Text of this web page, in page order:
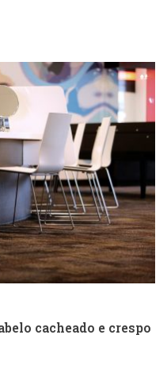
cacheado e crespo